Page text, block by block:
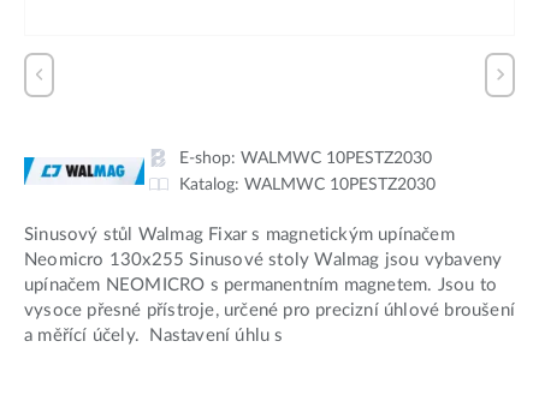
E-shop: WALMWC 10PESTZ2030
Katalog: WALMWC 10PESTZ2030
Sinusový stůl Walmag Fixar s magnetickým upínačem
Neomicro 130x255 Sinusové stoly Walmag jsou vybaveny
upínačem NEOMICRO s permanentním magnetem. Jsou to
vysoce přesné přístroje, určené pro precizní úhlové broušení
a měřící účely. Nastavení úhlu s